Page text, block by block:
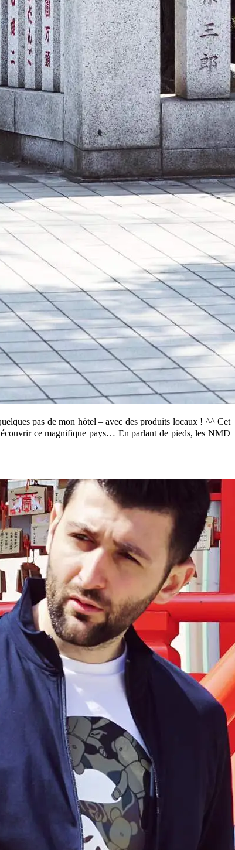
pas de mon hôtel – avec des produits locaux ! ^^ Cet
ce magnifique pays… En parlant de pieds, les NMD